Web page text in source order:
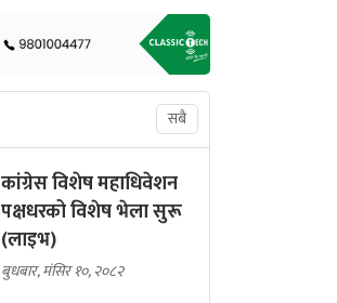
सबै
कांग्रेस विशेष महाधिवेशन
पक्षधरको विशेष भेला सुरू
(लाइभ)
बुधबार, मंसिर १०, २०८२